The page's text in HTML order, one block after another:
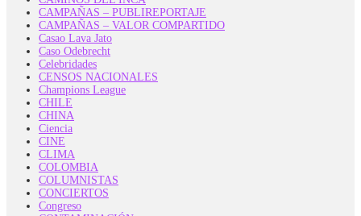
CAMPAÑAS – PUBLIREPORTAJE
CAMPAÑAS – VALOR COMPARTIDO
Casao Lava Jato
Caso Odebrecht
Celebridades
CENSOS NACIONALES
Champions League
CHILE
CHINA
Ciencia
CINE
CLIMA
COLOMBIA
COLUMNISTAS
CONCIERTOS
Congreso